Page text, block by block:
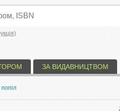
ЗА ВИДАВНИЦТВОМ